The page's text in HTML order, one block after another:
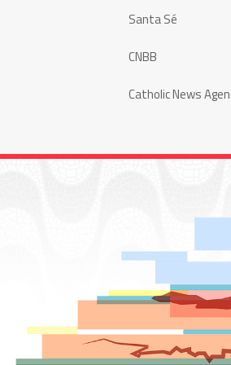
Santa Sé
CNBB
Catholic News